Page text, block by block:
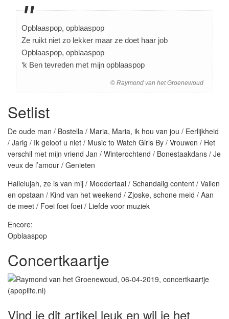
Opblaaspop, opblaaspop
Ze ruikt niet zo lekker maar ze doet haar job
Opblaaspop, opblaaspop
‘k Ben tevreden met mijn opblaaspop
© Raymond van het Groenewoud
Setlist
De oude man / Bostella / Maria, Maria, ik hou van jou / Eerlijkheid
/ Jarig / Ik geloof u niet / Music to Watch Girls By / Vrouwen / Het
verschil met mijn vriend Jan / Winterochtend / Bonestaakdans / Je
veux de l’amour / Genieten
Hallelujah, ze is van mij / Moedertaal / Schandalig content / Vallen
en opstaan / Kind van het weekend / Zjoske, schone meid / Aan
de meet / Foei foei foei / Liefde voor muziek
Encore:
Opblaaspop
Concertkaartje
Vind je dit artikel leuk en wil je het